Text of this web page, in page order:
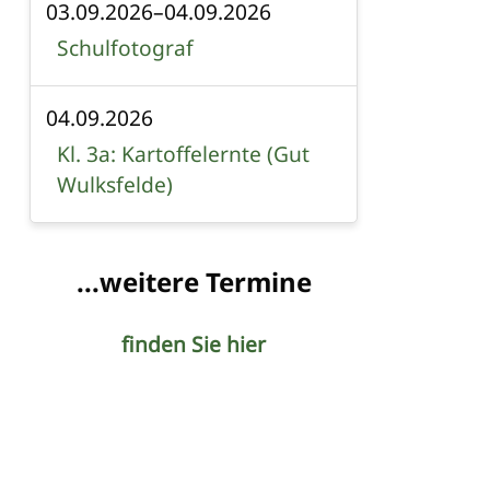
03.09.2026–04.09.2026
Schulfotograf
04.09.2026
Kl. 3a: Kartoffelernte (Gut
Wulksfelde)
...weitere Termine
finden Sie hier